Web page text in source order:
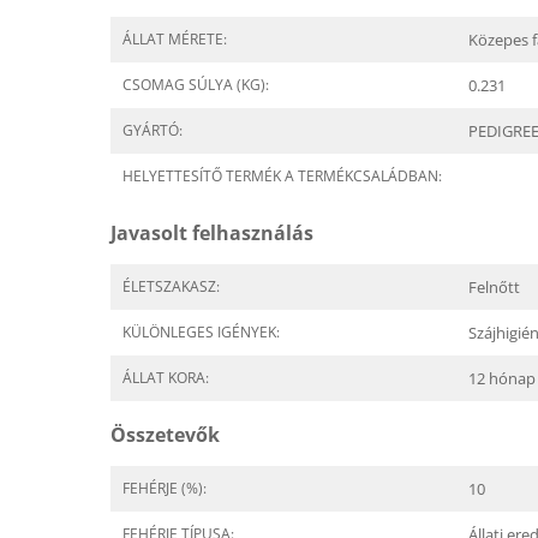
ÁLLAT MÉRETE: Közepes
CSOMAG SÚLYA (KG): 0.231
GYÁRTÓ: PEDIGREE
HELYETTESÍTŐ TERMÉK A TERMÉKCSALÁDBAN:
Javasolt felhasználás
ÉLETSZAKASZ: Felnőtt
KÜLÖNLEGES IGÉNYEK:
ÁLLAT KORA: 12 hónap
Összetevők
FEHÉRJE (%): 10
FEHÉRJE TÍPUSA: